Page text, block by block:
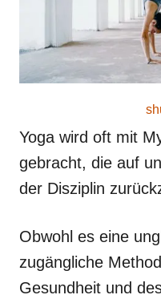
Yoga wird oft mit
gebracht, die auf
der Disziplin
Obwohl es eine
zugängliche
Gesundheit und